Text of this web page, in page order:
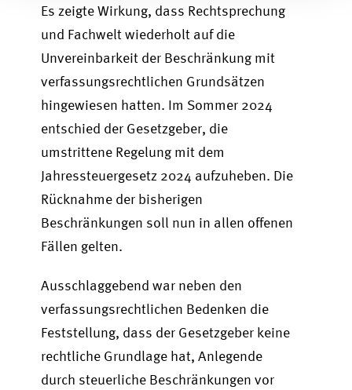
Es zeigte Wirkung, dass Rechtsprechung
und Fachwelt wiederholt auf die
Unvereinbarkeit der Beschränkung mit
verfassungsrechtlichen Grundsätzen
hingewiesen hatten. Im Sommer 2024
entschied der Gesetzgeber, die
umstrittene Regelung mit dem
Jahressteuergesetz 2024 aufzuheben. Die
Rücknahme der bisherigen
Beschränkungen soll nun in allen offenen
Fällen gelten.
Ausschlaggebend war neben den
verfassungsrechtlichen Bedenken die
Feststellung, dass der Gesetzgeber keine
rechtliche Grundlage hat, Anlegende
durch steuerliche Beschränkungen vor